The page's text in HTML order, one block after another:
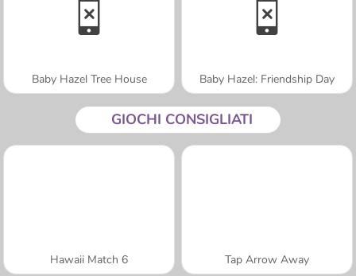
Baby Hazel Tree House Baby Hazel: Friendship Day
GIOCHI CONSIGLIATI
Hawaii Match 6 Tap Arrow Away